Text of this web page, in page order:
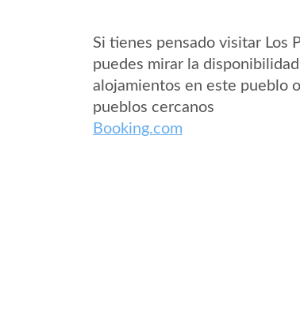
Si tienes pensado visitar Los
puedes mirar la
alojamientos en este pueblo
pueblos cercanos
Booking.com